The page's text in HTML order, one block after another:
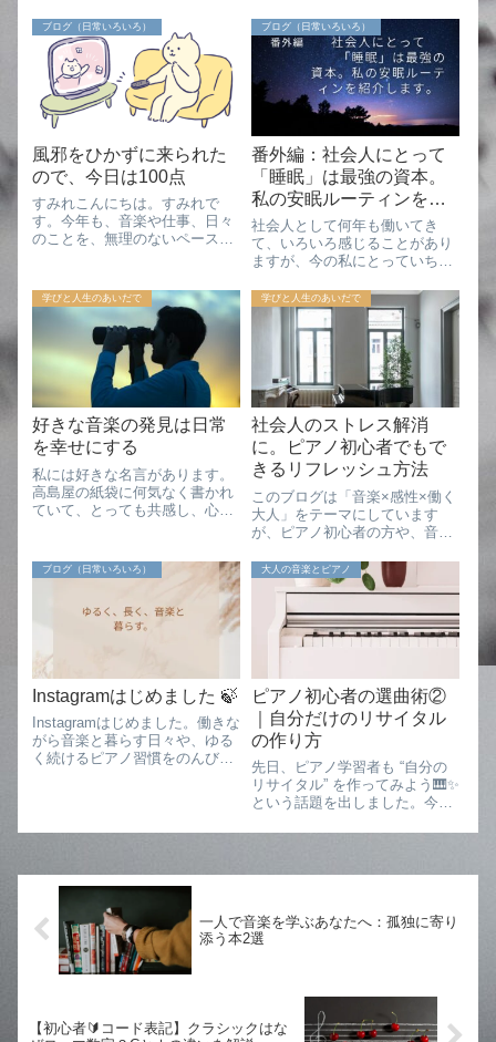
ブログ（日常いろいろ）
風邪をひかずに来られた
ので、今日は100点
すみれこんにちは。すみれで
す。今年も、音楽や仕事、日々
のことを、無理のないペースで
す☺️年末、何気なく見ていたテ
レビの中で、ふと耳に残った言
葉がありました。それが、今年
の始まりに、意外と...
ブログ（日常いろいろ）
番外編：社会人にとって
「睡眠」は最強の資本。
私の安眠ルーティンをご
紹介
社会人として何年も働いてき
て、いろいろ感じることがあり
ますが、今の私にとっていちば
の――それは睡眠です。人によ
ると思いますが、私にとって
は、睡眠がすべての基本です
ね。音楽の勉強をやるにして
も、仕事に集中するにして...
学びと人生のあいだで
好きな音楽の発見は日常
を幸せにする
私には好きな名言があります。
高島屋の紙袋に何気なく書かれ
ていて、とっても共感し、心に
りも人々を幸せにする」The
discovery of a new dish does
学びと人生のあいだで
社会人のストレス解消
に。ピアノ初心者でもで
きるリフレッシュ方法
このブログは「音楽×感性×働く
大人」をテーマにしています
が、ピアノ初心者の方や、音楽
て綴っています。書き手は、音
大卒・企業勤めをしながら音楽
の学びを続ける、すみれです。
仕事が忙しかったり、職場でち
ょっとしたことが...
ブログ（日常いろいろ）
Instagramはじめました 🍃
Instagramはじめました。働きな
がら音楽と暮らす日々や、ゆる
く続けるピアノ習慣をのんびり
大人の音楽とピアノ
ピアノ初心者の選曲術②
｜自分だけのリサイタル
の作り方
先日、ピアノ学習者も “自分の
リサイタル” を作ってみよう🎹✨
という話題を出しました。今日
ディアをシェアしていきたいと
分だけの小さなコンサートを開
一人で音楽を学ぶあなたへ：孤独に寄り
添う本2選
【初心者🔰コード表記】クラシックはな